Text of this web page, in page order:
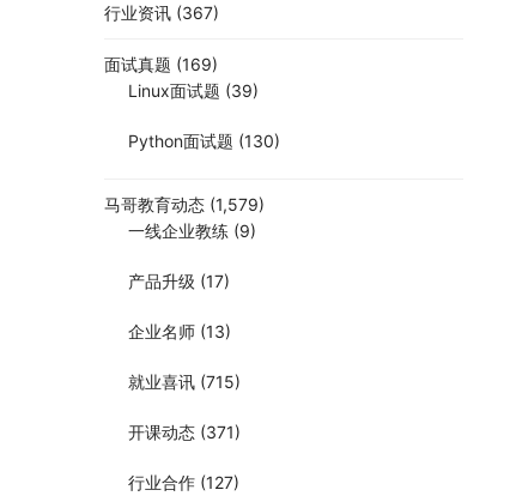
行业资讯 (367)
面试真题 (169)
Linux面试题 (39)
Python面试题 (130)
马哥教育动态 (1,579)
一线企业教练 (9)
产品升级 (17)
企业名师 (13)
就业喜讯 (715)
开课动态 (371)
行业合作 (127)